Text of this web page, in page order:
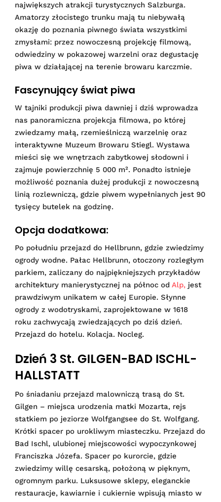
największych atrakcji turystycznych Salzburga.
Amatorzy złocistego trunku mają tu niebywałą
okazję do poznania piwnego świata wszystkimi
zmysłami: przez nowoczesną projekcję filmową,
odwiedziny w pokazowej warzelni oraz degustację
piwa w działającej na terenie browaru karczmie.
Fascynujący świat piwa
W tajniki produkcji piwa dawniej i dziś wprowadza
nas panoramiczna projekcja filmowa, po której
zwiedzamy małą, rzemieślniczą warzelnię oraz
interaktywne Muzeum Browaru Stiegl. Wystawa
mieści się we wnętrzach zabytkowej słodowni i
zajmuje powierzchnię 5 000 m². Ponadto istnieje
możliwość poznania dużej produkcji z nowoczesną
linią rozlewniczą, gdzie piwem wypełnianych jest 90
tysięcy butelek na godzinę.
Opcja dodatkowa:
Po południu przejazd do Hellbrunn, gdzie zwiedzimy
ogrody wodne. Pałac Hellbrunn, otoczony rozległym
parkiem, zaliczany do najpiękniejszych przykładów
architektury manierystycznej na północ od Alp, jest
prawdziwym unikatem w całej Europie. Słynne
ogrody z wodotryskami, zaprojektowane w 1618
roku zachwycają zwiedzających po dziś dzień.
Przejazd do hotelu. Kolacja. Nocleg.
Dzień 3 St. GILGEN-BAD ISCHL-
HALLSTATT
Po śniadaniu przejazd malowniczą trasą do St.
Gilgen – miejsca urodzenia matki Mozarta, rejs
statkiem po jeziorze Wolfgangsee do St. Wolfgang.
Krótki spacer po urokliwym miasteczku. Przejazd do
Bad Ischl, ulubionej miejscowości wypoczynkowej
Franciszka Józefa. Spacer po kurorcie, gdzie
zwiedzimy willę cesarską, położoną w pięknym,
ogromnym parku. Luksusowe sklepy, eleganckie
restauracje, kawiarnie i cukiernie wpisują miasto w